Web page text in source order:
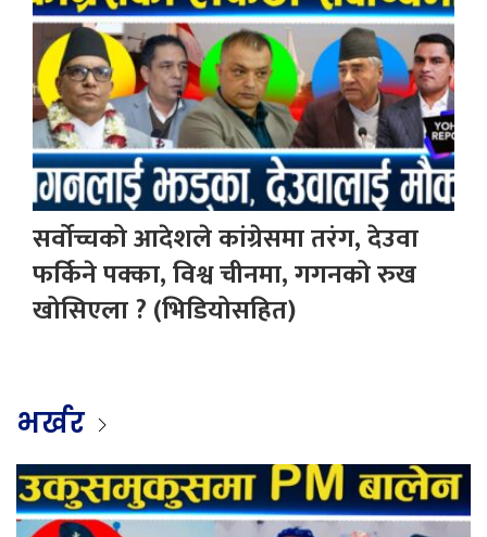
सर्वोच्चको आदेशले कांग्रेसमा तरंग, देउवा
फर्किने पक्का, विश्व चीनमा, गगनको रुख
खोसिएला ? (भिडियोसहित)
भर्खर